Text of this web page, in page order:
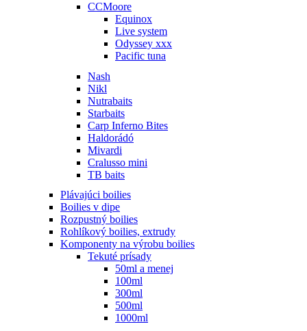
CCMoore
Equinox
Live system
Odyssey xxx
Pacific tuna
Nash
Nikl
Nutrabaits
Starbaits
Carp Inferno Bites
Haldorádó
Mivardi
Cralusso mini
TB baits
Plávajúci boilies
Boilies v dipe
Rozpustný boilies
Rohlíkový boilies, extrudy
Komponenty na výrobu boilies
Tekuté prísady
50ml a menej
100ml
300ml
500ml
1000ml